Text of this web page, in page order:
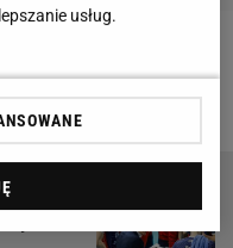
Nie ma litości
usług.